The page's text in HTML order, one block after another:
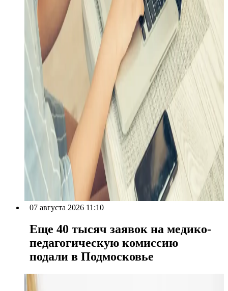
07 августа 2026 11:10
Еще 40 тысяч заявок на медико-
педагогическую комиссию
подали в Подмосковье